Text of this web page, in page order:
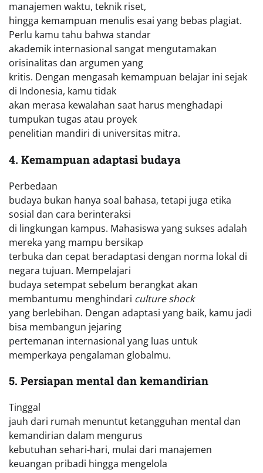
manajemen waktu, teknik riset,
hingga kemampuan menulis esai yang bebas plagiat.
Perlu kamu tahu bahwa standar
akademik internasional sangat mengutamakan
orisinalitas dan argumen yang
kritis. Dengan mengasah kemampuan belajar ini sejak
di Indonesia, kamu tidak
akan merasa kewalahan saat harus menghadapi
tumpukan tugas atau proyek
penelitian mandiri di universitas mitra.
4. Kemampuan adaptasi budaya
Perbedaan
budaya bukan hanya soal bahasa, tetapi juga etika
sosial dan cara berinteraksi
di lingkungan kampus. Mahasiswa yang sukses adalah
mereka yang mampu bersikap
terbuka dan cepat beradaptasi dengan norma lokal di
negara tujuan. Mempelajari
budaya setempat sebelum berangkat akan
membantumu menghindari culture shock
yang berlebihan. Dengan adaptasi yang baik, kamu jadi
bisa membangun jejaring
pertemanan internasional yang luas untuk
memperkaya pengalaman globalmu.
5. Persiapan mental dan kemandirian
Tinggal
jauh dari rumah menuntut ketangguhan mental dan
kemandirian dalam mengurus
kebutuhan sehari-hari, mulai dari manajemen
keuangan pribadi hingga mengelola